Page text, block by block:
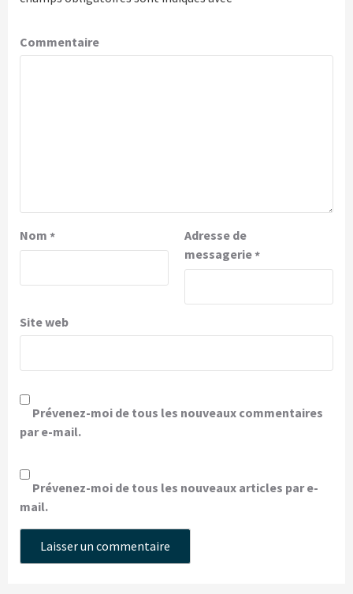
Commentaire
Nom *
Adresse de
messagerie*
Site web
Prévenez-moi de tous les nouveaux commentaires
par e-mail.
Prévenez-moi de tous les nouveaux articles par e-
mail.